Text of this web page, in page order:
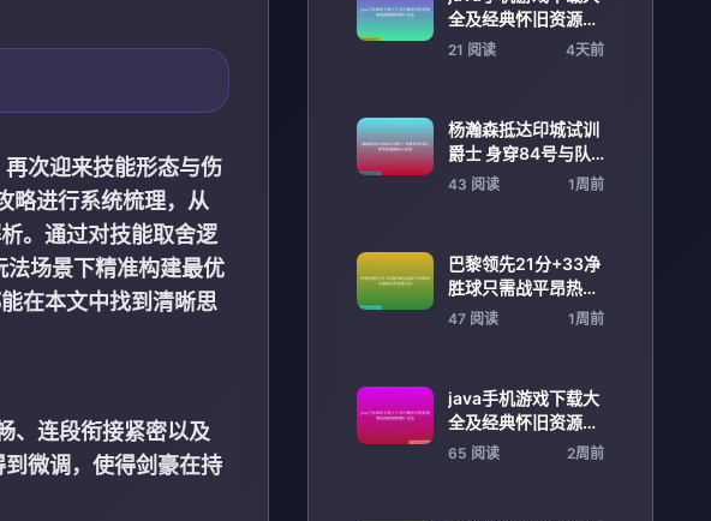
次迎来技能形态与伤
略进行系统梳理，从
。通过对技能取舍逻
场景下精准构建最优
在本文中找到清晰思
、连段衔接紧密以及
微调，使得剑豪在持
全及经典怀旧资源推
荐指南精选攻略汇总
21 阅读 4天前
杨瀚森抵达印城试训
爵士 身穿84号与队
友击掌撞胸展示默契
43 阅读 1周前
巴黎领先21分+33净
胜球只需战平昂热即
可提前锁定联赛冠军
47 阅读 1周前
java手机游戏下载大
全及经典怀旧资源推
荐指南精选攻略汇总
65 阅读 2周前